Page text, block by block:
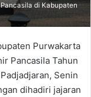
di Kabupaten
Purwakarta
Pancasila Tahun
Senin
dihadiri jajaran